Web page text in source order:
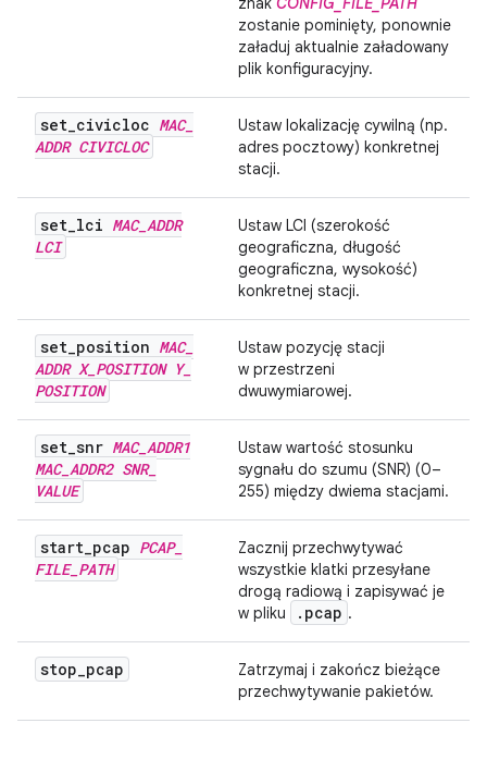
zostanie pominięty, ponownie
załaduj aktualnie załadowany
plik konfiguracyjny.
set_civicloc MAC_
ADDR CIVICLOC
Ustaw lokalizację cywilną (np.
adres pocztowy) konkretnej
stacji.
set_lci MAC_ ADDR
LCI
Ustaw LCI (szerokość
geograficzna, długość
geograficzna, wysokość)
konkretnej stacji.
set_position MAC_
ADDR X_ POSITION Y_
POSITION
Ustaw pozycję stacji
w przestrzeni
dwuwymiarowej.
set_snr MAC_ ADDR1
MAC_ ADDR2 SNR_
VALUE
Ustaw wartość stosunku
sygnału do szumu (SNR) (0–
255) między dwiema stacjami.
start_pcap PCAP_
FILE_ PATH
Zacznij przechwytywać
wszystkie klatki przesyłane
drogą radiową i zapisywać je
w pliku
. pcap .
stop_pcap
Zatrzymaj i zakończ bieżące
przechwytywanie pakietów.